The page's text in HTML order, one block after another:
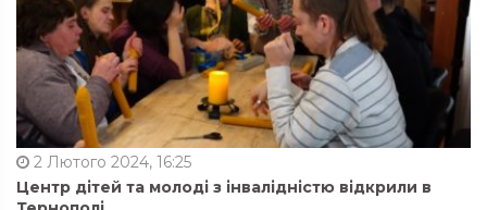
2 Лютого 2024, 16:25
Центр дітей та молоді з інвалідністю відкрили в